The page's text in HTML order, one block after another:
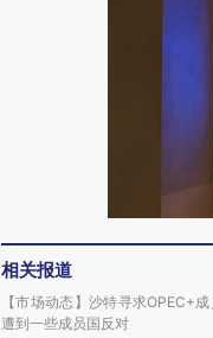
相关报道
【市场动态】沙特寻求OPEC+
遭到一些成员国反对